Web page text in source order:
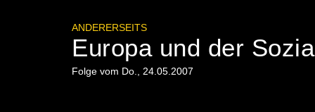
ANDERERSEITS
Europa und der
Folge vom Do., 24.05.2007